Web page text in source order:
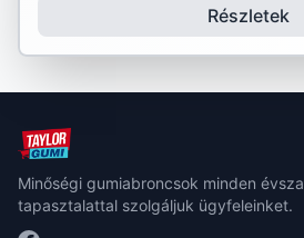
Részletek
Minőségi gumiabroncsok minden
tapasztalattal szolgáljuk ügyfeleinket.